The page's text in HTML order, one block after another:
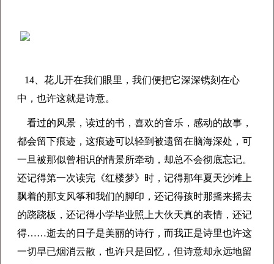
14、 花儿开在我们眼里，我们便把它深深镌刻在心
中，也许这就是诗意。
看过的风景，读过的书，喜欢的音乐，感动的故事，
都会留下痕迹，这痕迹可以轻到被遗留在脑海深处，可
一旦被那似曾相识的情景所牵动，却总不会彻底忘记。
还记得第一次读完《红楼梦》时，记得那年夏天沙滩上
飘着的那支风筝和我们的脚印，还记得孩时那摇来摇去
的跷跷板，还记得小学毕业照上大伙天真的表情，还记
得……逝去的日子是美丽的诗行，而我正是诗里也许这
一切早已烟消云散，也许只是回忆，但诗意却永远地留